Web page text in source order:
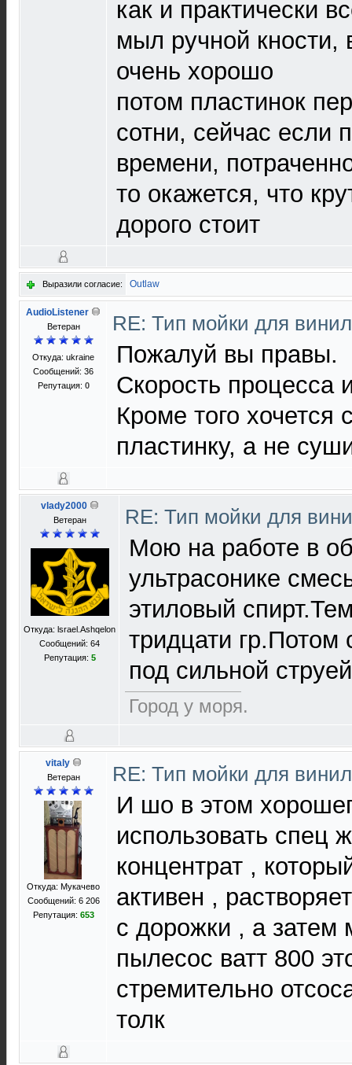
как и практически
мыл ручной кности,
очень хорошо
потом пластинок
сотни, сейчас если
времени,
то окажется, что
дорого стоит
Выразили согласие: Outlaw
AudioListener
Ветеран
Откуда: ukraine
Сообщений: 36
Репутация: 0
RE: Тип мойки для
Пожалуй вы правы.
Скорость процесса
Кроме того хочется
пластинку, а не
vlady2000
Ветеран
Откуда: lsrael.Ashqelon
Сообщений: 64
Репутация: 5
RE: Тип мойки для
Мою на работе в
ультрасонике
этиловый
тридцати гр.Потом
под сильной
Город у моря.
vitaly
Ветеран
Откуда: Мукачево
Сообщений: 6 206
Репутация: 653
RE: Тип мойки для
И шо в этом
использовать спец
концентрат ,
активен ,
с дорожки , а
пылесос ватт 800
стремительно
толк